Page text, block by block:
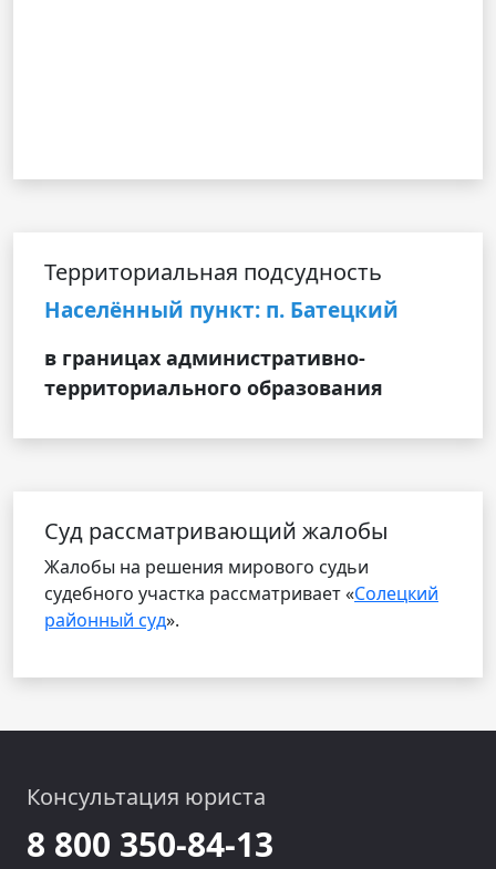
Территориальная подсудность
Населённый пункт: п. Батецкий
в границах административно-
территориального образования
Cуд рассматривающий жалобы
Жалобы на решения мирового судьи
судебного участка рассматривает «Солецкий
районный суд».
Консультация юриста
8 800 350-84-13